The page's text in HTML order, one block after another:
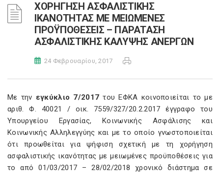
ΧΟΡΗΓΗΣΗ ΑΣΦΑΛΙΣΤΙΚΗΣ
ΙΚΑΝΟΤΗΤΑΣ ΜΕ ΜΕΙΩΜΕΝΕΣ
ΠΡΟΫΠΟΘΕΣΕΙΣ – ΠΑΡΑΤΑΣΗ
ΑΣΦΑΛΙΣΤΙΚΗΣ ΚΑΛΥΨΗΣ ΑΝΕΡΓΩΝ
24 Φεβρουαρίου, 2017
Με την εγκύκλιο 7/2017 του ΕΦΚΑ κοινοποιείται το με
αριθ. Φ. 40021 / οικ. 7559/327/20.2.2017 έγγραφο του
Υπουργείου Εργασίας, Κοινωνικής Ασφάλισης και
Κοινωνικής Αλληλεγγύης και με το οποίο γνωστοποιείται
ότι προωθείται για ψήφιση σχετική με τη χορήγηση
ασφαλιστικής ικανότητας με μειωμένες προϋποθέσεις για
το από 01/03/2017 – 28/02/2018 χρονικό διάστημα σε